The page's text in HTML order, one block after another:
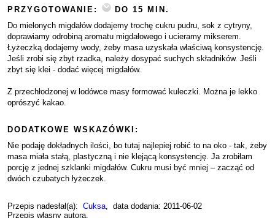
PRZYGOTOWANIE:
DO 15 MIN.
Do mielonych migdałów dodajemy trochę cukru pudru, sok z cytryny,
doprawiamy odrobiną aromatu migdałowego i ucieramy mikserem.
Łyżeczką dodajemy wody, żeby masa uzyskała właściwą konsystencję.
Jeśli zrobi się zbyt rzadka, należy dosypać suchych składników. Jeśli
zbyt się klei - dodać więcej migdałów.
Z przechłodzonej w lodówce masy formować kuleczki. Można je lekko
oprószyć kakao.
DODATKOWE WSKAZÓWKI:
Nie podaję dokładnych ilości, bo tutaj najlepiej robić to na oko - tak, żeby
masa miała stałą, plastyczną i nie klejącą konsystencję. Ja zrobiłam
porcję z jednej szklanki migdałów. Cukru musi być mniej – zacząć od
dwóch czubatych łyżeczek.
Przepis nadesłał(a): Cuksa, data dodania: 2011-06-02
Przepis własny autora.